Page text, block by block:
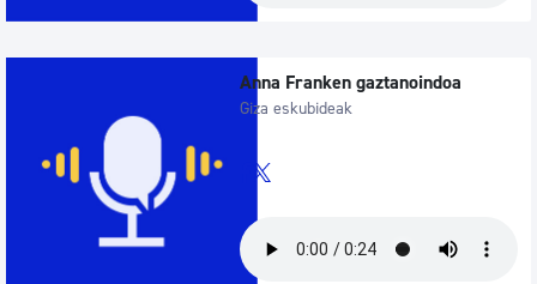
Anna Franken gaztanoindoa
Giza eskubideak